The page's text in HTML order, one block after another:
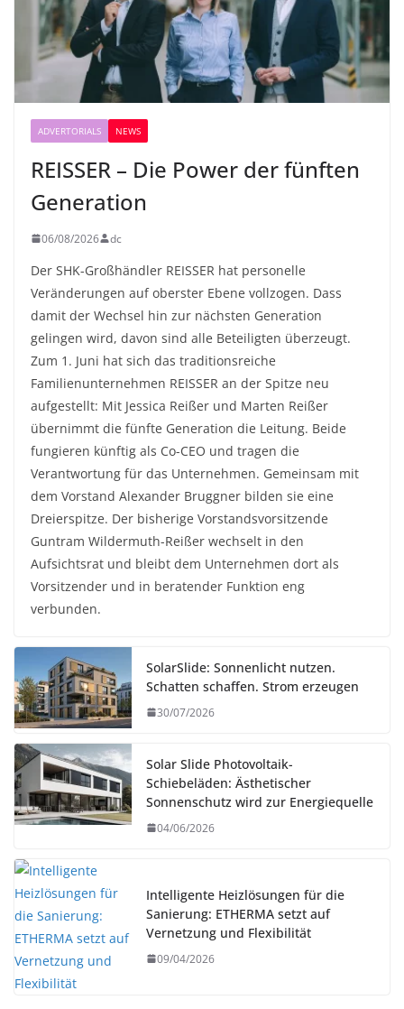
ADVERTORIALS NEWS
REISSER – Die Power der fünften
Generation
06/08/2026 dc
Der SHK-Großhändler REISSER hat personelle
Veränderungen auf oberster Ebene vollzogen. Dass
damit der Wechsel hin zur nächsten Generation
gelingen wird, davon sind alle Beteiligten überzeugt.
Zum 1. Juni hat sich das traditionsreiche
Familienunternehmen REISSER an der Spitze neu
aufgestellt: Mit Jessica Reißer und Marten Reißer
übernimmt die fünfte Generation die Leitung. Beide
fungieren künftig als Co-CEO und tragen die
Verantwortung für das Unternehmen. Gemeinsam mit
dem Vorstand Alexander Bruggner bilden sie eine
Dreierspitze. Der bisherige Vorstandsvorsitzende
Guntram Wildermuth-Reißer wechselt in den
Aufsichtsrat und bleibt dem Unternehmen dort als
Vorsitzender und in beratender Funktion eng
verbunden.
SolarSlide: Sonnenlicht nutzen.
Schatten schaffen. Strom erzeugen
30/07/2026
Solar Slide Photovoltaik-
Schiebeläden: Ästhetischer
Sonnenschutz wird zur Energiequelle
04/06/2026
Intelligente Heizlösungen für die
Sanierung: ETHERMA setzt auf
Vernetzung und Flexibilität
09/04/2026